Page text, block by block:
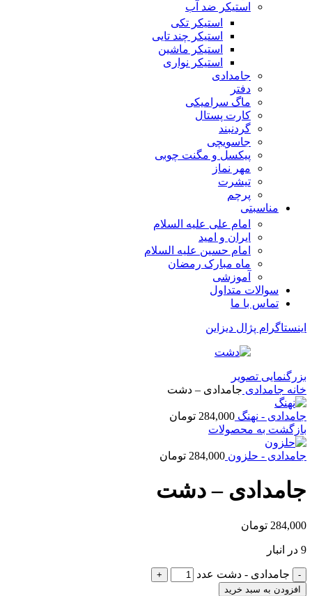
استیکر ضد آب
استیکر تکی
استیکر چند تایی
استیکر ماشین
استیکر نواری
جامدادی
دفتر
ماگ سرامیکی
کارت پستال
گردنبند
جاسویچی
پیکسل و مگنت چوبی
مهر نماز
تیشرت
پرچم
مناسبتی
امام علی علیه السلام
ایران و امید
امام حسین علیه السلام
ماه مبارک رمضان
آموزشی
سوالات متداول
تماس با ما
اینستاگرام پژال دیزاین
بزرگنمایی تصویر
خانه جامدادی جامدادی – دشت
جامدادی - نهنگ 284,000 تومان
بازگشت به محصولات
جامدادی - حلزون 284,000 تومان
جامدادی – دشت
284,000 تومان
9 در انبار
جامدادی - دشت عدد
افزودن به سبد خرید